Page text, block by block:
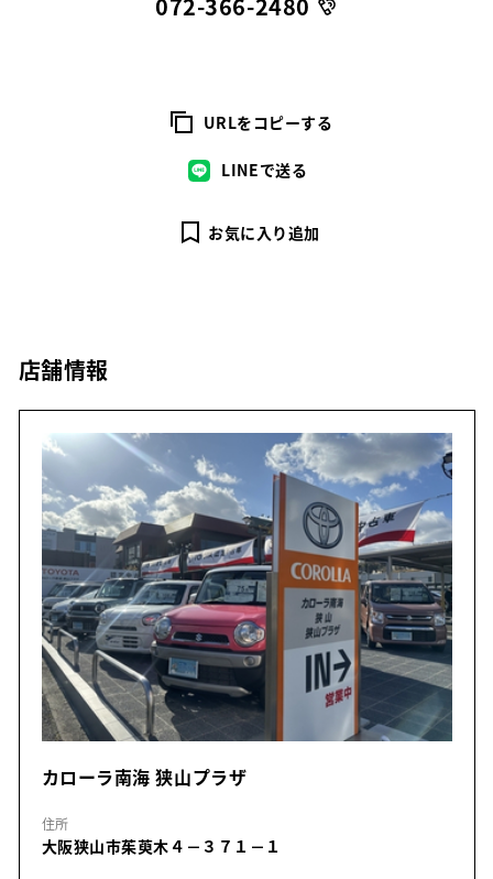
URLをコピーする
LINEで送る
お気に入り追加
店舗情報
カローラ南海 狭山プラザ
住所
大阪狭山市茱萸木４－３７１－１